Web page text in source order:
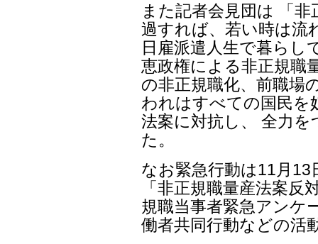
また記者会見団は 「
過すれば、若い時は流
日雇派遣人生で暮らし
恵政権による非正規職
の非正規職化、前職場
われはすべての国民を
法案に対抗し、 全力
た。
なお緊急行動は11月
「非正規職量産法案反
規職当事者緊急アンケ
働者共同行動などの活